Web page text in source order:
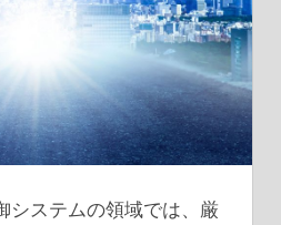
システムの領域では、厳